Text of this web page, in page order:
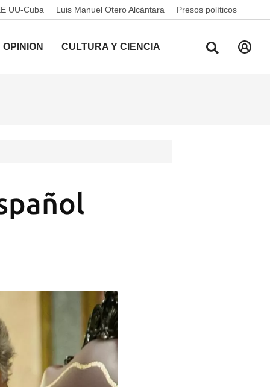
UU-Cuba Luis Manuel Otero Alcántara Presos políticos
OPINIÓN CULTURA Y CIENCIA